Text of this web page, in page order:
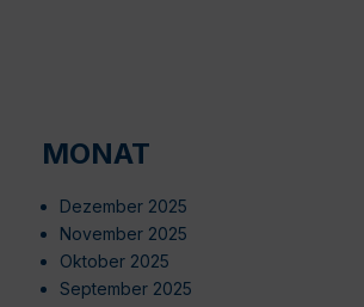
MONAT
Dezember 2025
November 2025
Oktober 2025
September 2025